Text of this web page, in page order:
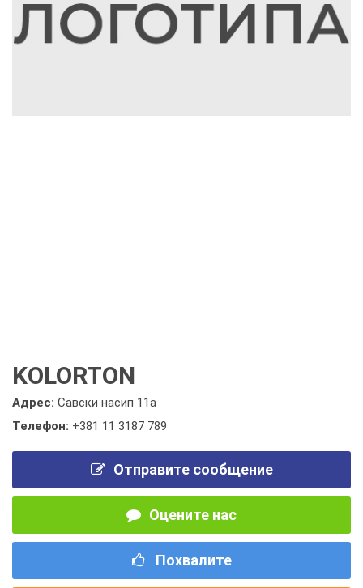
KOLORTON
Адрес: Савски насип 11а
Телефон: +381 11 3187 789
Отправите сообщение
Оцените нас
Похвалите